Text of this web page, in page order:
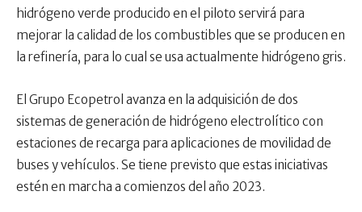
hidrógeno verde producido en el piloto servirá para
mejorar la calidad de los combustibles que se producen en
la refinería, para lo cual se usa actualmente hidrógeno gris.
El Grupo Ecopetrol avanza en la adquisición de dos
sistemas de generación de hidrógeno electrolítico con
estaciones de recarga para aplicaciones de movilidad de
buses y vehículos. Se tiene previsto que estas iniciativas
estén en marcha a comienzos del año 2023.